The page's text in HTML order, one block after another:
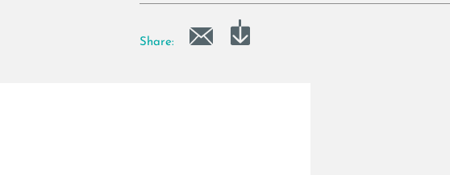
Share: